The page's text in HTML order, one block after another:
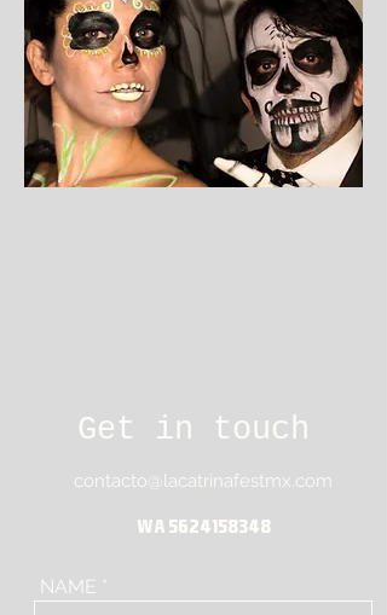
Get in touch
contacto@lacatrinafestmx.com
WA 5624158348
NAME